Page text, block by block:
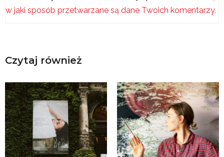
w jaki sposób przetwarzane są dane Twoich komentarzy.
Czytaj również